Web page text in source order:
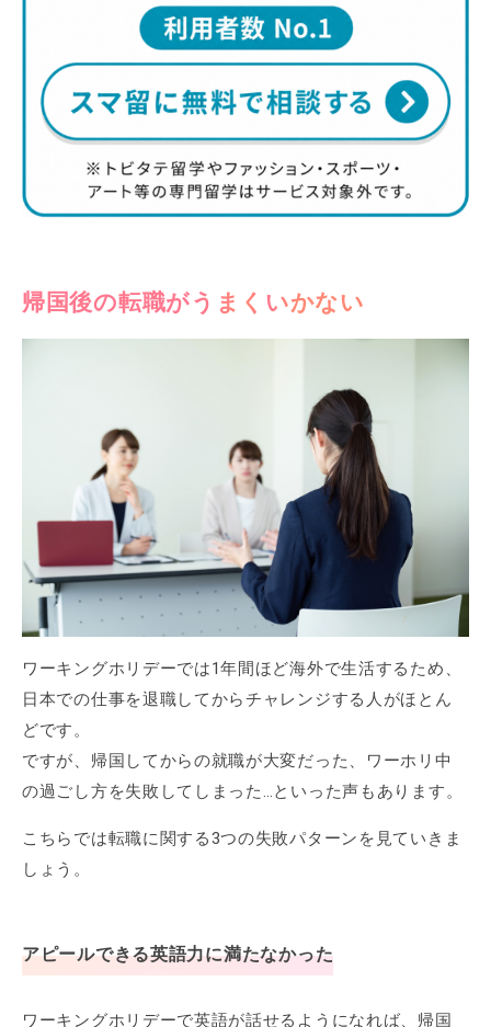
帰国後の転職がうまくいかない
ワーキングホリデーでは1年間ほど海外で生活するため、
日本での仕事を退職してからチャレンジする人がほとん
どです。
ですが、帰国してからの就職が大変だった、ワーホリ中
の過ごし方を失敗してしまった…といった声もあります。
こちらでは転職に関する3つの失敗パターンを見ていきま
しょう。
アピールできる英語力に満たなかった
ワーキングホリデーで英語が話せるようになれば、帰国